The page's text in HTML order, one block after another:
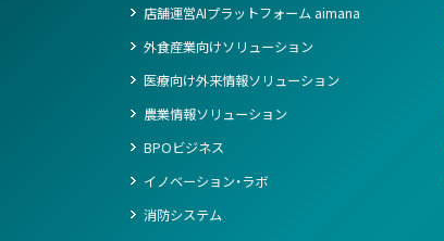
店舗運営AIプラットフォーム aimana
外食産業向けソリューション
医療向け外来情報ソリューション
農業情報ソリューション
BPOビジネス
イノベーション・ラボ
消防システム